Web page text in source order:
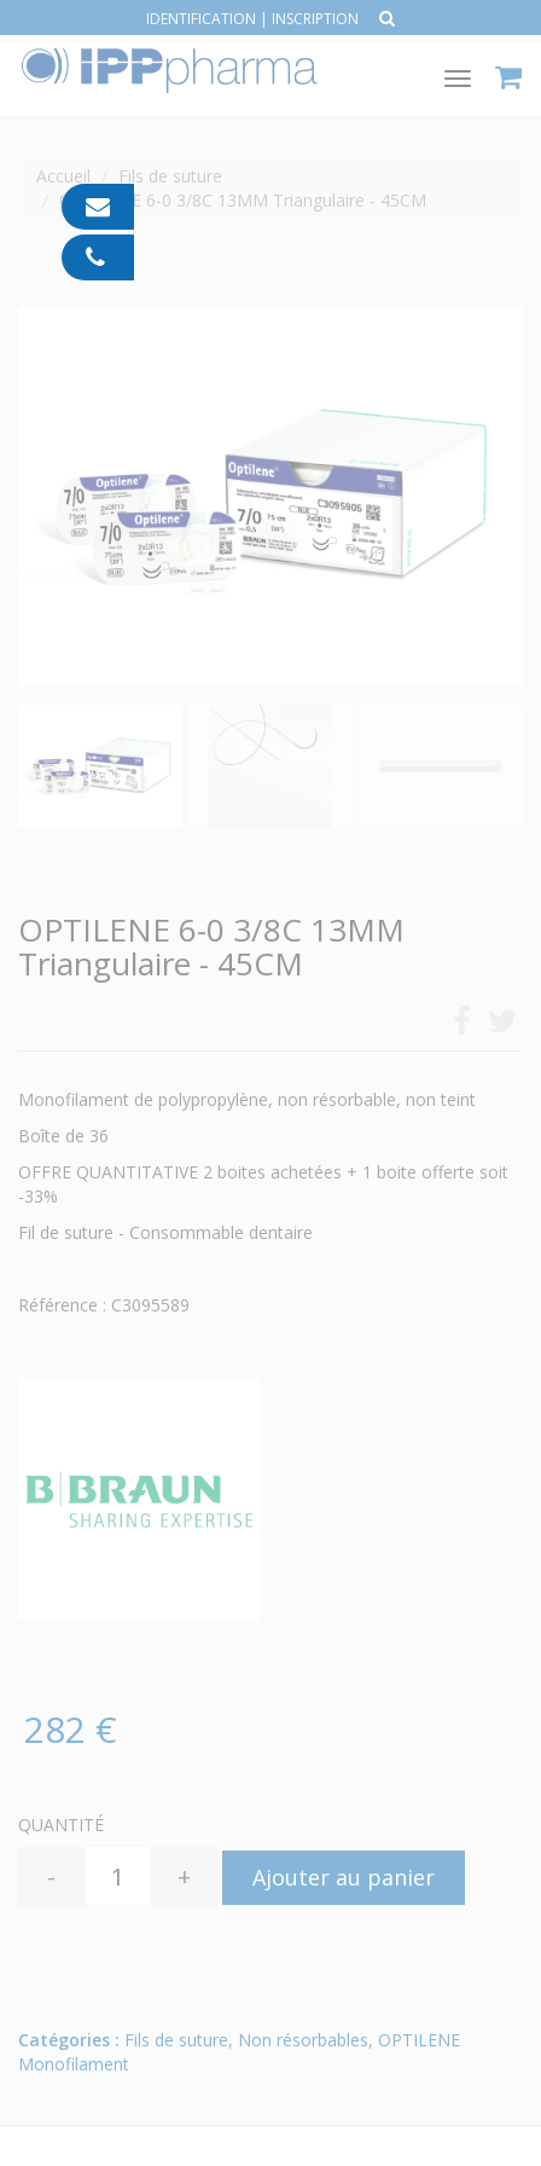
IDENTIFICATION | INSCRIPTION
Toggle
Accueil
Fils de suture
OPTILENE 6-0 3/8C 13MM Triangulaire - 45CM
OPTILENE 6-0 3/8C 13MM
Triangulaire - 45CM
Monofilament de polypropylène, non résorbable, non teint
Boîte de 36
OFFRE QUANTITATIVE 2 boites achetées + 1 boite offerte soit
-33%
Fil de suture - Consommable dentaire
Référence : C3095589
282 €
QUANTITÉ
- + Ajouter au panier
Catégories : Fils de suture, Non résorbables, OPTILENE
Monofilament
contact@ipp-
pharma.com
91